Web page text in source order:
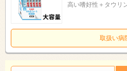
高い嗜好性＋タウリ
取扱い病